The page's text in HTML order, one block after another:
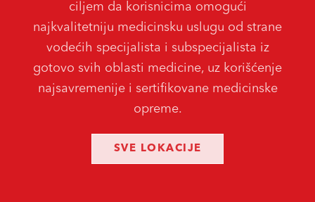
ciljem da korisnicima omogući
najkvalitetniju medicinsku uslugu od strane
vodećih specijalista i subspecijalista iz
gotovo svih oblasti medicine, uz korišćenje
najsavremenije i sertifikovane medicinske
opreme.
SVE LOKACIJE